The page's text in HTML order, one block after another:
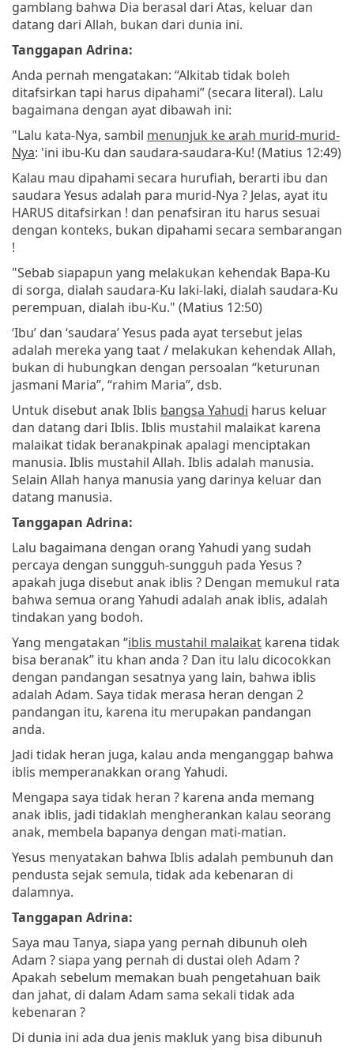
gamblang bahwa Dia berasal dari Atas, keluar dan
datang dari Allah, bukan dari dunia ini.
Tanggapan Adrina:
Anda pernah mengatakan: “Alkitab tidak boleh
ditafsirkan tapi harus dipahami” (secara literal). Lalu
bagaimana dengan ayat dibawah ini:
"Lalu kata-Nya, sambil menunjuk ke arah murid-murid-
Nya: 'ini ibu-Ku dan saudara-saudara-Ku! (Matius 12:49)
Kalau mau dipahami secara hurufiah, berarti ibu dan
saudara Yesus adalah para murid-Nya ? Jelas, ayat itu
HARUS ditafsirkan ! dan penafsiran itu harus sesuai
dengan konteks, bukan dipahami secara sembarangan
!
"Sebab siapapun yang melakukan kehendak Bapa-Ku
di sorga, dialah saudara-Ku laki-laki, dialah saudara-Ku
perempuan, dialah ibu-Ku." (Matius 12:50)
‘Ibu’ dan ‘saudara’ Yesus pada ayat tersebut jelas
adalah mereka yang taat / melakukan kehendak Allah,
bukan di hubungkan dengan persoalan “keturunan
jasmani Maria”, “rahim Maria”, dsb.
Untuk disebut anak Iblis bangsa Yahudi harus keluar
dan datang dari Iblis. Iblis mustahil malaikat karena
malaikat tidak beranakpinak apalagi menciptakan
manusia. Iblis mustahil Allah. Iblis adalah manusia.
Selain Allah hanya manusia yang darinya keluar dan
datang manusia.
Tanggapan Adrina:
Lalu bagaimana dengan orang Yahudi yang sudah
percaya dengan sungguh-sungguh pada Yesus ?
apakah juga disebut anak iblis ? Dengan memukul rata
bahwa semua orang Yahudi adalah anak iblis, adalah
tindakan yang bodoh.
Yang mengatakan “iblis mustahil malaikat karena tidak
bisa beranak” itu khan anda ? Dan itu lalu dicocokkan
dengan pandangan sesatnya yang lain, bahwa iblis
adalah Adam. Saya tidak merasa heran dengan 2
pandangan itu, karena itu merupakan pandangan
anda.
Jadi tidak heran juga, kalau anda menganggap bahwa
iblis memperanakkan orang Yahudi.
Mengapa saya tidak heran ? karena anda memang
anak iblis, jadi tidaklah mengherankan kalau seorang
anak, membela bapanya dengan mati-matian.
Yesus menyatakan bahwa Iblis adalah pembunuh dan
pendusta sejak semula, tidak ada kebenaran di
dalamnya.
Tanggapan Adrina:
Saya mau Tanya, siapa yang pernah dibunuh oleh
Adam ? siapa yang pernah di dustai oleh Adam ?
Apakah sebelum memakan buah pengetahuan baik
dan jahat, di dalam Adam sama sekali tidak ada
kebenaran ?
Di dunia ini ada dua jenis makluk yang bisa dibunuh